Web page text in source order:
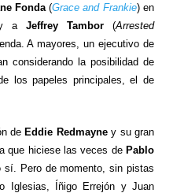
Fonda(Grace and Frankie) en
y a Jeffrey Tambor(Arrested
A mayores, un ejecutivo de
considerando la posibilidad de
los papeles principales, el de
deEddie Redmayney su gran
que hiciese las veces dePablo
sí. Pero de momento, sin pistas
Iglesias, Íñigo Errejón y Juan